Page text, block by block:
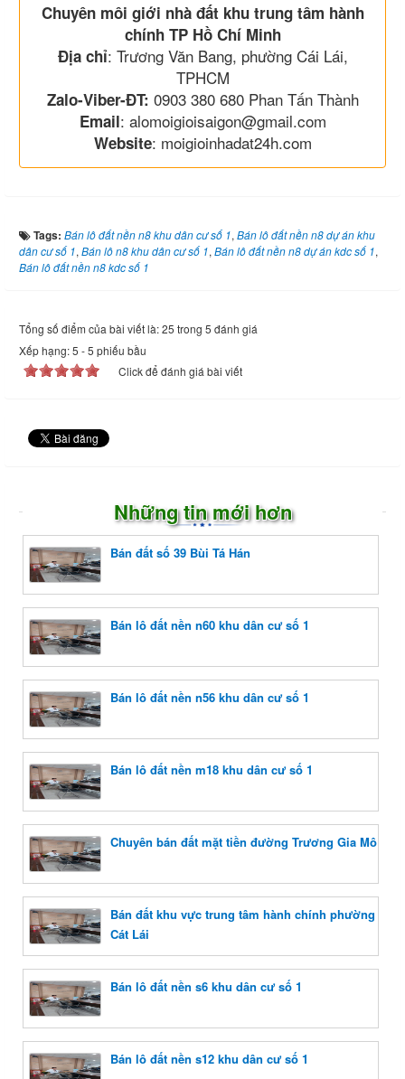
Chuyên môi giới nhà đất khu trung tâm hành
chính TP Hồ Chí Minh
Địa chỉ: Trương Văn Bang, phường Cái Lái,
TPHCM
Zalo-Viber-ĐT: 0903 380 680 Phan Tấn Thành
Email: alomoigioisaigon@gmail.com
Website: moigioinhadat24h.com
Tags: Bán lô đất nền n8 khu dân cư số 1, Bán lô đất nền n8 dự án khu
dân cư số 1, Bán lô n8 khu dân cư số 1, Bán lô đất nền n8 dự án kdc số 1,
Bán lô đất nền n8 kdc số 1
Tổng số điểm của bài viết là: 25 trong 5 đánh giá
Xếp hạng:5 -5 phiếu bầu
Click để đánh giá bài viết
Những tin mới hơn
Bán đất số 39 Bùi Tá Hán
Bán lô đất nền n60 khu dân cư số 1
Bán lô đất nền n56 khu dân cư số 1
Bán lô đất nền m18 khu dân cư số 1
Chuyên bán đất mặt tiền đường Trương Gia Mô
Bán đất khu vực trung tâm hành chính phường
Cát Lái
Bán lô đất nền s6 khu dân cư số 1
Bán lô đất nền s12 khu dân cư số 1